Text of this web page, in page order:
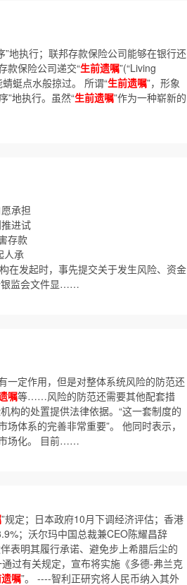
”地执行；联邦存款保险公司能够在银行还
款保险公司递交“生前遗嘱”(“Living
蜓点水般掠过。 所谓“生前遗嘱”，形象
”地执行。虽然“生前遗嘱”作为一种崭新的
承担
进试
存款
人承
在发起时，事先提交关于发生风险、资金
银监会文件显……
一定作用，但是对整体系统风险的防范还
嘱等……风险的防范还需要其他配套措
构的处置提供法律依据。“这一套制度的
体系的完善非常重要”。 他同时表示，
市场化。 目前……
”规定；日本政府10月下调经济评估；香港
；沃尔玛中国总裁兼CEO陈耀昌辞
表明其履行承诺、避免步上希腊后尘的
过有关规定，宣布将实施《多德-弗兰克
嘱”。 ----智利正研究将人民币纳入其外